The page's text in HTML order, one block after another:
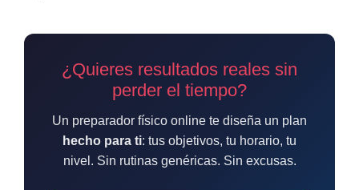
¿Quieres resultados reales sin
perder el tiempo?
Un preparador físico online te diseña un plan
hecho para ti: tus objetivos, tu horario, tu
nivel. Sin rutinas genéricas. Sin excusas.